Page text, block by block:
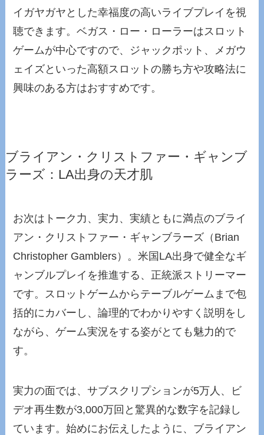
イガヤガヤとした幸福度の高いライブプレイを視
聴できます。ベガス・ロー・ローラーはスロット
ゲームが中心ですので、ジャックポット、メガウ
ェイズといった高額スロットの勝ち方や攻略法に
興味のある方はおすすめです。
ブライアン・クリストファー・ギャンブ
ラーズ：LA出身の天才肌
お次はトーク力、実力、実績ともに満点のブライ
アン・クリストファー・ギャンブラーズ（Brian
Christopher Gamblers）。米国LA出身で健全なギ
ャンブルプレイを推進する、正統派ストリーマー
です。スロットゲームからテーブルゲームまで包
括的にカバーし、論理的でわかりやすく説明をし
ながら、ゲーム実況をする姿がとても魅力的で
す。
実力の面では、サブスクリプションが5万人、ビ
デオ再生数が3,000万回と驚異的な数字を記録し
ています。始めにお伝えしたように、ブライアン